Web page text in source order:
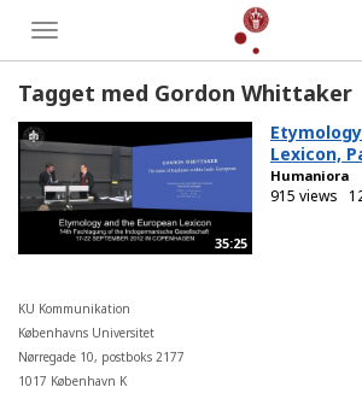
Toggle
menu
Tagget med Gordon Whittaker
35:25
Lexicon,
Humaniora
915 views
KU Kommunikation
Københavns Universitet
Nørregade 10, postboks 2177
1017 København K